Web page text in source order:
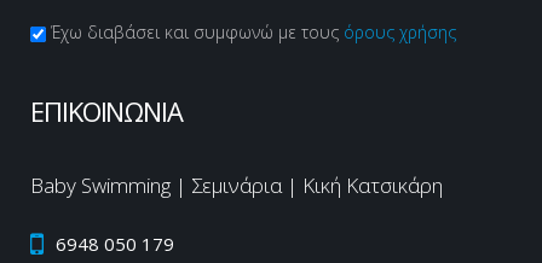
Πολιτική Απορρήτου *
Έχω διαβάσει και συμφωνώ με τους όρους χρήσης
This
question is
whether or
not you are
visitor and
ΕΠΙΚΟΙΝΩΝΙΑ
Baby Swimming | Σεμινάρια | Κική Κατσικάρη
6948 050 179